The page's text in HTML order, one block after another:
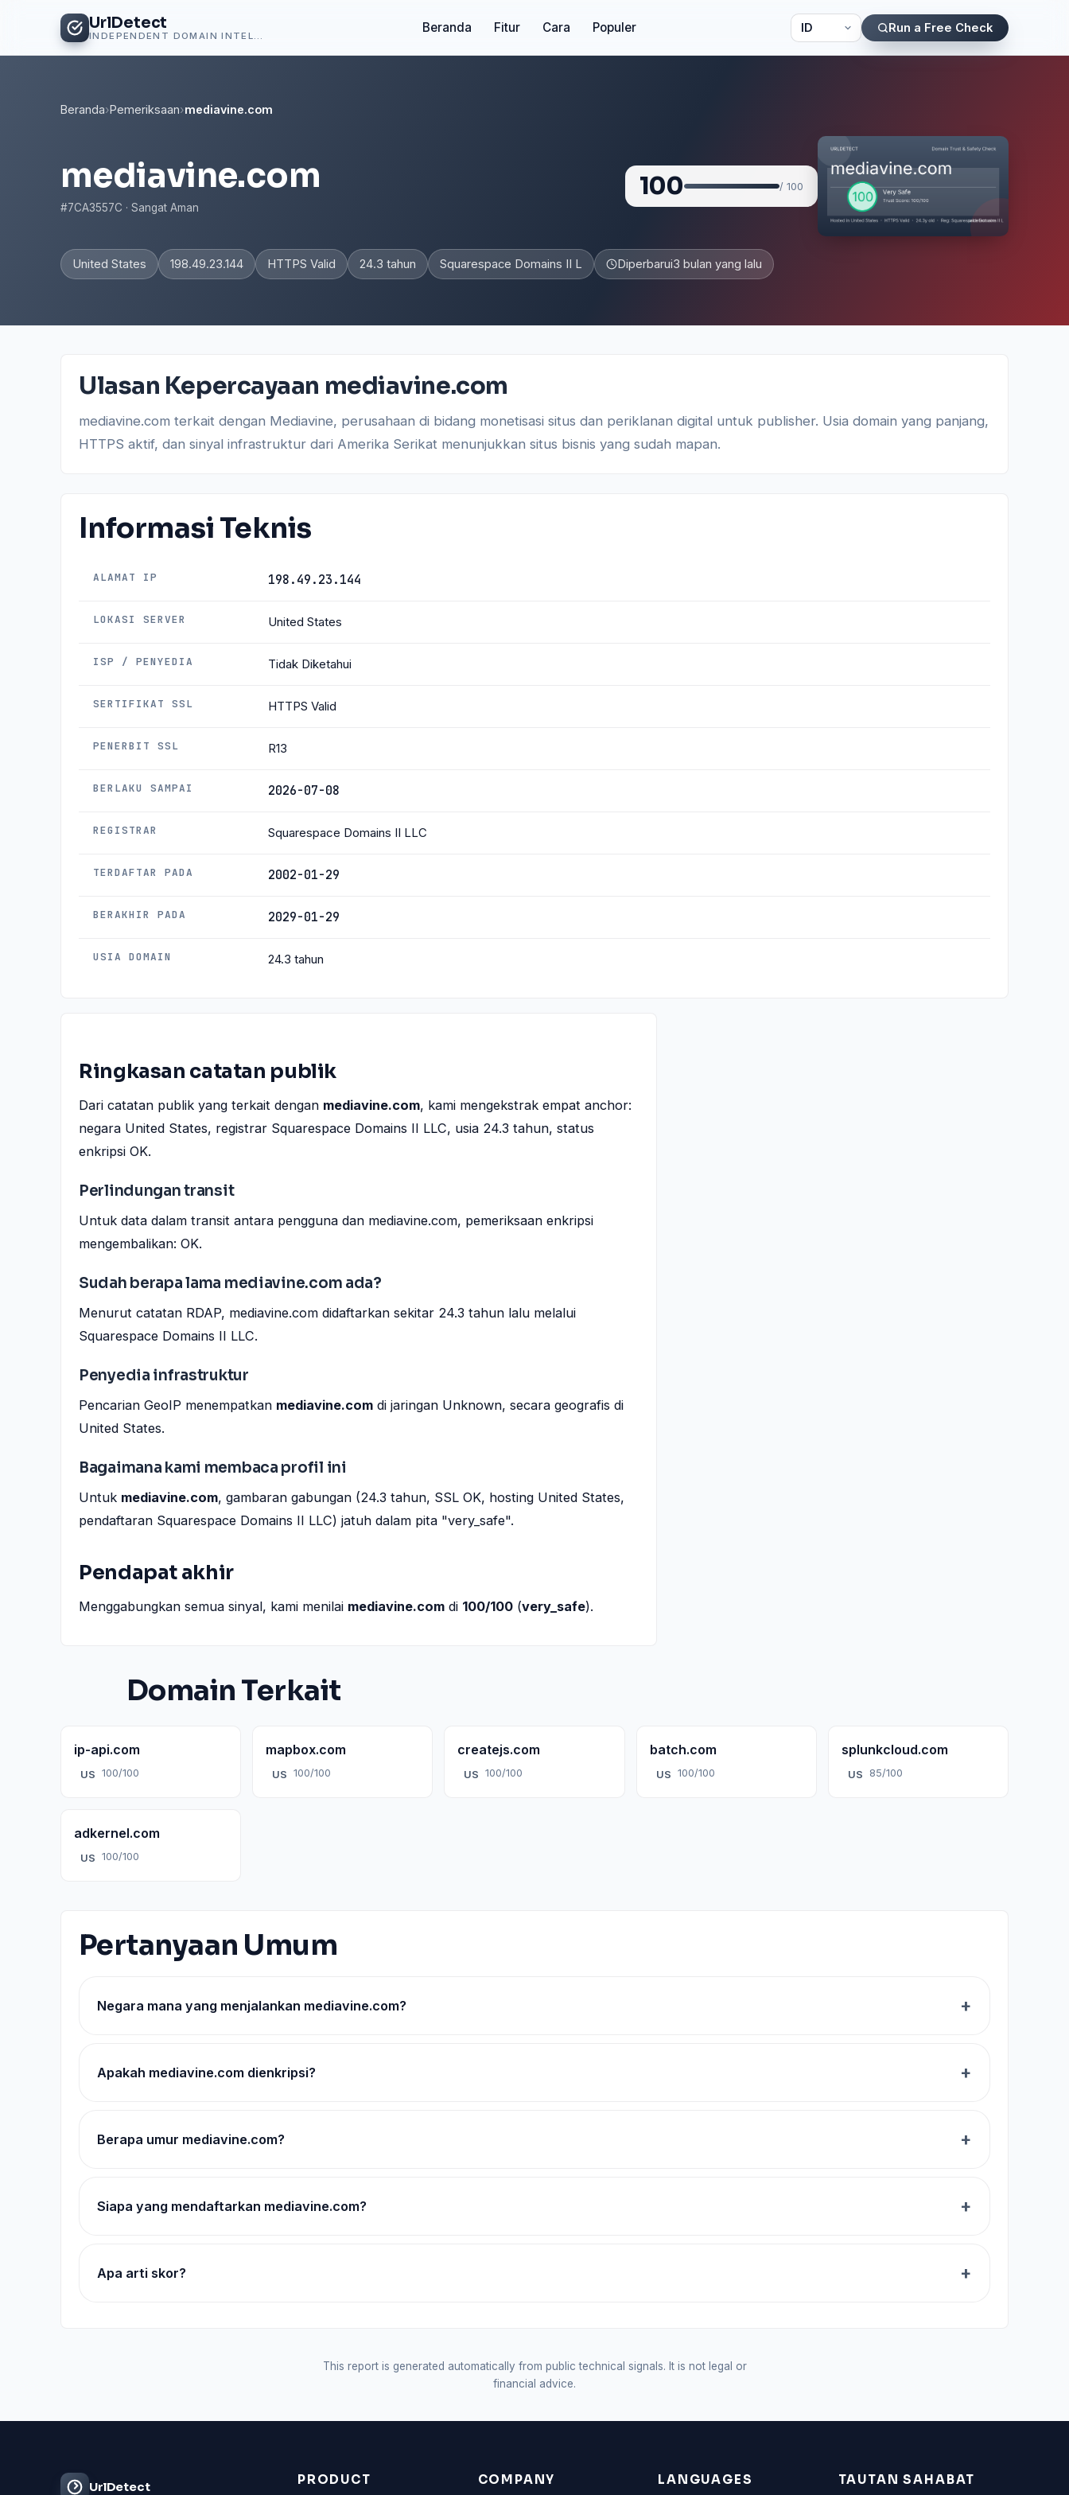
UrlDetect Beranda Fitur Cara Populer Run a Free Check
Beranda›Pemeriksaan›mediavine.com
mediavine.com
#7CA3557C · Sangat Aman
100 / 100
United States 198.49.23.144 HTTPS Valid 24.3 tahun Squarespace Domains II L Diperbarui3 bulan yang lalu
Ulasan Kepercayaan mediavine.com
mediavine.com terkait dengan Mediavine, perusahaan di bidang monetisasi situs dan periklanan digital untuk publisher. Usia domain yang panjang,
HTTPS aktif, dan sinyal infrastruktur dari Amerika Serikat menunjukkan situs bisnis yang sudah mapan.
Informasi Teknis
ALAMAT IP 198.49.23.144
LOKASI SERVER United States
ISP / PENYEDIA Tidak Diketahui
SERTIFIKAT SSL HTTPS Valid
PENERBIT SSL R13
BERLAKU SAMPAI 2026-07-08
REGISTRAR Squarespace Domains II LLC
TERDAFTAR PADA 2002-01-29
BERAKHIR PADA 2029-01-29
USIA DOMAIN 24.3 tahun
Ringkasan catatan publik
Dari catatan publik yang terkait dengan mediavine.com, kami mengekstrak empat anchor:
negara United States, registrar Squarespace Domains II LLC, usia 24.3 tahun, status
enkripsi OK.
Perlindungan transit
Untuk data dalam transit antara pengguna dan mediavine.com, pemeriksaan enkripsi
mengembalikan: OK.
Sudah berapa lama mediavine.com ada?
Menurut catatan RDAP, mediavine.com didaftarkan sekitar 24.3 tahun lalu melalui
Squarespace Domains II LLC.
Penyedia infrastruktur
Pencarian GeoIP menempatkan mediavine.com di jaringan Unknown, secara geografis di
United States.
Bagaimana kami membaca profil ini
Untuk mediavine.com, gambaran gabungan (24.3 tahun, SSL OK, hosting United States,
pendaftaran Squarespace Domains II LLC) jatuh dalam pita "very_safe".
Pendapat akhir
Menggabungkan semua sinyal, kami menilai mediavine.com di 100/100 (very_safe).
Domain Terkait
ip-api.com
US 100/100
mapbox.com
US 100/100
createjs.com
US 100/100
batch.com
US 100/100
splunkcloud.com
US 85/100
adkernel.com
US 100/100
Pertanyaan Umum
Negara mana yang menjalankan mediavine.com?
Apakah mediavine.com dienkripsi?
Berapa umur mediavine.com?
Siapa yang mendaftarkan mediavine.com?
Apa arti skor?
This report is generated automatically from public technical signals. It is not legal or
financial advice.
UrlDetect PRODUCT COMPANY LANGUAGES TAUTAN SAHABAT